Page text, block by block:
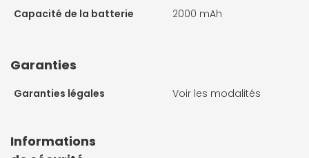
Capacité de la batterie
2000 mAh
Garanties
Garanties légales Voir les modalités
Informations